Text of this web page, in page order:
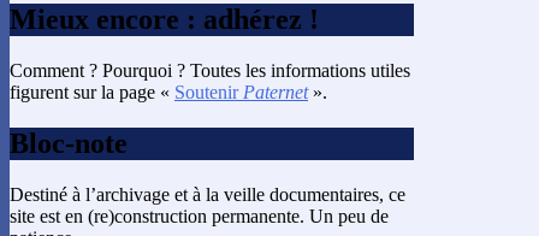
Mieux encore : adhérez !
Comment ? Pourquoi ? Toutes les informations utiles
figurent sur la page « Soutenir Paternet».
Bloc-note
Destiné à l’archivage et à la veille documentaires, ce
site est en (re)construction permanente. Un peu de